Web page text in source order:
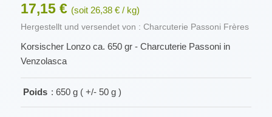
17,15 € (soit 26,38 € / kg)
Hergestellt und versendet von : Charcuterie Passoni Frères
Korsischer Lonzo ca. 650 gr - Charcuterie Passoni in
Venzolasca
Poids : 650 g ( +/- 50 g )